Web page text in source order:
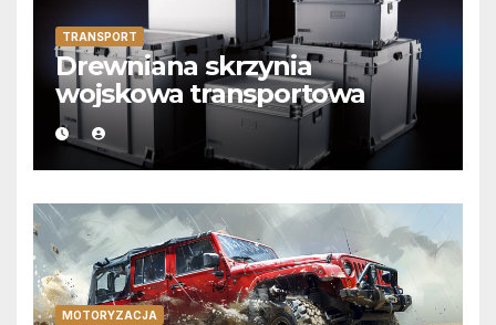
TRANSPORT
Drewniana skrzynia
wojskowa transportowa
MOTORYZACJA